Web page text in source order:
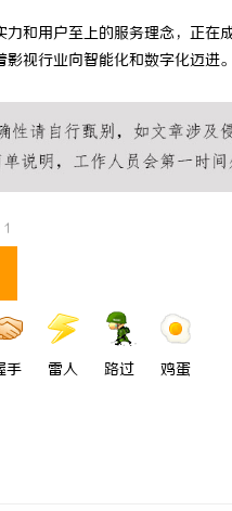
和用户至上的服务理念，正在
视行业向智能化和数字化迈进
1
手 雷人 路过 鸡蛋
疗实验室，标准化研发体系